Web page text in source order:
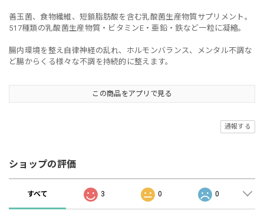
善玉菌、食物繊維、短鎖脂肪酸を含む乳酸菌生産物質サプリメント。
517種類の乳酸菌生産物質・ビタミンE・亜鉛・鉄など一粒に凝縮。
腸内環境を整え自律神経の乱れ、ホルモンバランス、メンタル不調な
ど腸からくる様々な不調を持続的に整えます。
この商品をアプリで見る
通報する
ショップの評価
すべて 3 0 0